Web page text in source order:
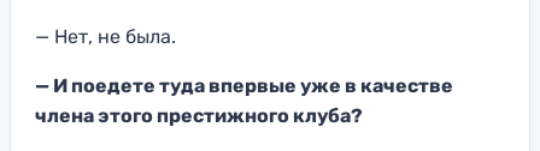
— Нет, не была.
— И поедете туда впервые уже в качестве
члена этого престижного клуба?